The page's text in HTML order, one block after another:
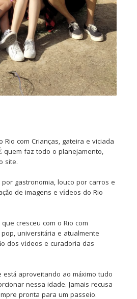
Rio com Crianças, gateira e viciada
quem faz todo o planejamento,
site.
gastronomia, louco por carros e
de imagens e vídeos do Rio
cresceu com o Rio com
pop, universitária e atualmente
dos vídeos e curadoria das
está aproveitando ao máximo tudo
nessa idade. Jamais recusa
pronta para um passeio.